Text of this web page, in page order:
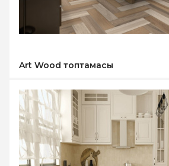
Art Wood топтамасы